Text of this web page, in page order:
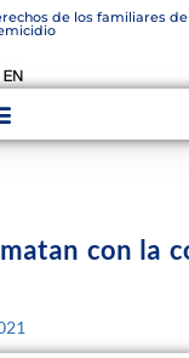
de los familiares
con la